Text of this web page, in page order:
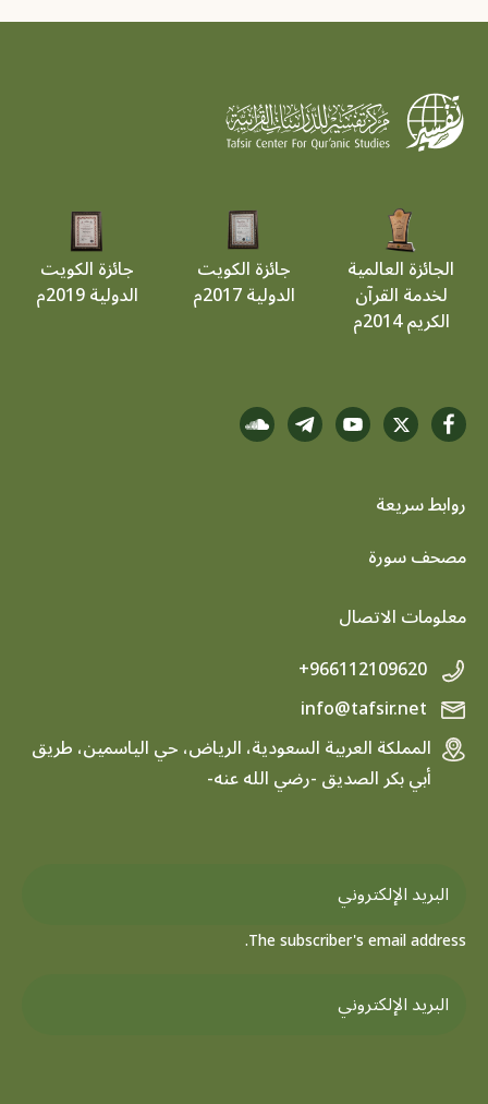
الجائزة العالمية
لخدمة القرآن
الكريم 2014م
جائزة الكويت
الدولية 2017م
جائزة الكويت
الدولية 2019م
روابط سريعة
footer menu
مصحف سورة
معلومات الاتصال
+966112109620
المملكة العربية السعودية، الرياض، حي الياسمين، طريق
أبي بكر الصديق -رضي الله عنه-
The subscriber's email address.